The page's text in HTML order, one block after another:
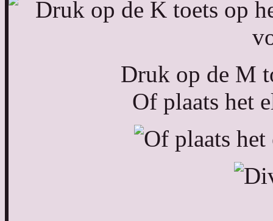
Druk op de M
Of plaats het